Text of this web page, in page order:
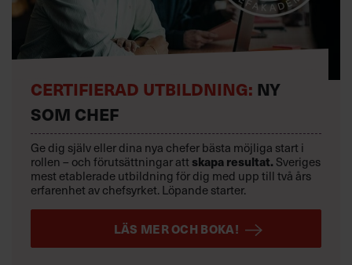
CERTIFIERAD UTBILDNING: NY
SOM CHEF
Ge dig själv eller dina nya chefer bästa möjliga start i
rollen – och förutsättningar att skapa resultat. Sveriges
mest etablerade utbildning för dig med upp till två års
erfarenhet av chefsyrket. Löpande starter.
LÄS MER OCH BOKA!